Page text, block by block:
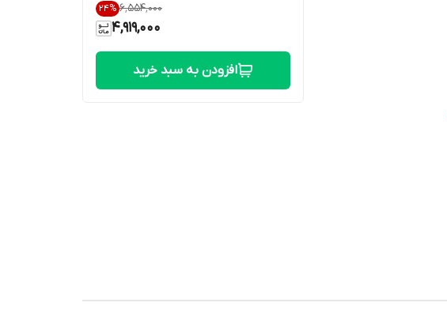
۶٬۵۵۴٬۰۰۰ 24%
4,919,000
افزودن به سبد خرید